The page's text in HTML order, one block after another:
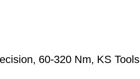
60-320 Nm, KS Tools